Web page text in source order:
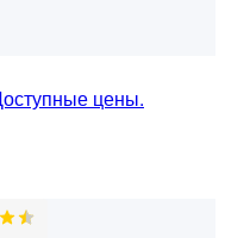
цены.